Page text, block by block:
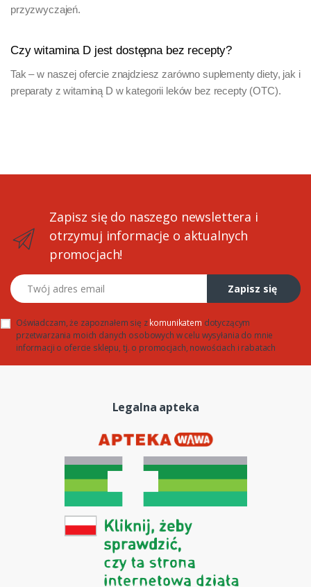
przyzwyczajeń.
Czy witamina D jest dostępna bez recepty?
Tak – w naszej ofercie znajdziesz zarówno suplementy diety, jak i
preparaty z witaminą D w kategorii leków bez recepty (OTC).
Zapisz się do naszego newslettera i
otrzymuj informacje o aktualnych
promocjach!
Twój adres email
Zapisz się
Oświadczam, że zapoznałem się zkomunikatem dotyczącym
przetwarzania moich danych osobowych w celu wysyłania do mnie
informacji o ofercie sklepu, tj. o promocjach, nowościach i rabatach
Legalna apteka